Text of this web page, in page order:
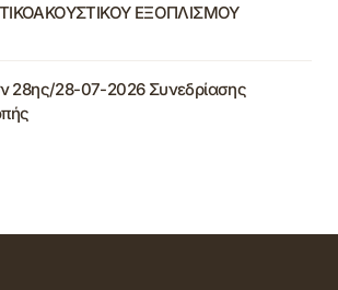
ΕΞΟΠΛΙΣΜΟΥ
28ης/28-07-2026 Συνεδρίασης